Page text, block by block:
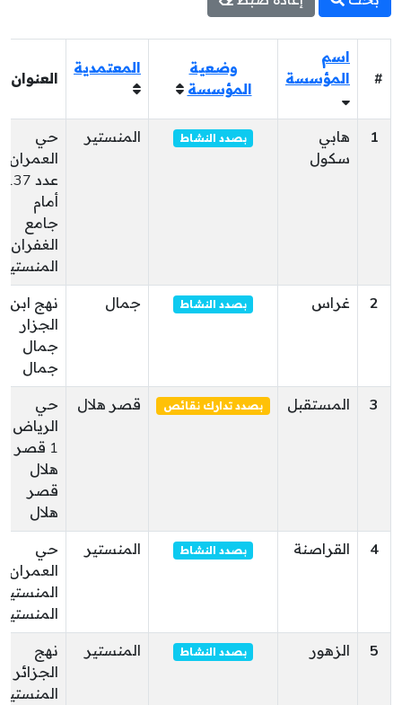
#
اسم
المؤسسة
وضعية
المؤسسة
المعتمدية
العنوان
1
هابي
سكول
بصدد النشاط المنستير
حي
العمران
عدد 137
أمام
جامع
الغفران
المنستير
2
غراس بصدد النشاط جمال
نهج ابن
الجزار
جمال
جمال
3
المستقبل بصدد تدارك نقائص قصر هلال
حي
الرياض
1 قصر
هلال
قصر
هلال
4
القراصنة بصدد النشاط المنستير
حي
العمران
المنستير
المنستير
5
الزهور بصدد النشاط المنستير
نهج
الجزائر
المنستير